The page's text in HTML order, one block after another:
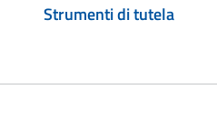
Strumenti di tutela